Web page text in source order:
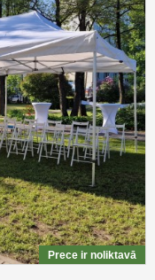
Prece ir noliktavā